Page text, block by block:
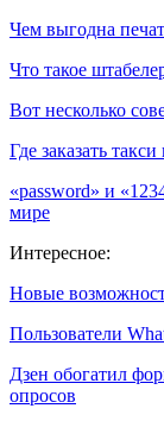
Чем выгодна
Что такое
Вот несколько
Где заказать
«password» и
мире
Интересное:
Новые
Пользователи
Дзен обогатил
опросов